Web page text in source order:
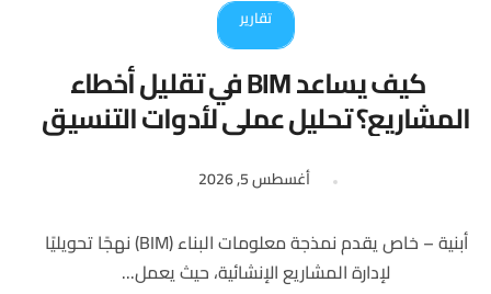
تقارير
كيف يساعد BIM في تقليل أخطاء
المشاريع؟ تحليل عملي لأدوات التنسيق
الرقمي
أغسطس 5, 2026
أبنية – خاص يقدم نمذجة معلومات البناء (BIM) نهجًا تحويليًا
لإدارة المشاريع الإنشائية، حيث يعمل...